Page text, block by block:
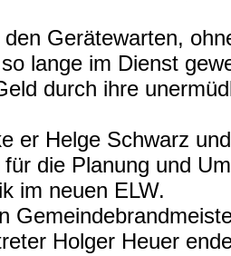
Gerätewarten,
lange im Dienst
durch ihre
er Helge Schwarz
die Planung und
im neuen ELW.
Holger Heuer